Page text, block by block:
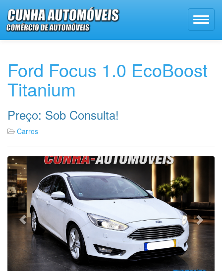
Ford Focus 1.0 EcoBoost
Titanium
Preço: Sob Consulta!
Carros